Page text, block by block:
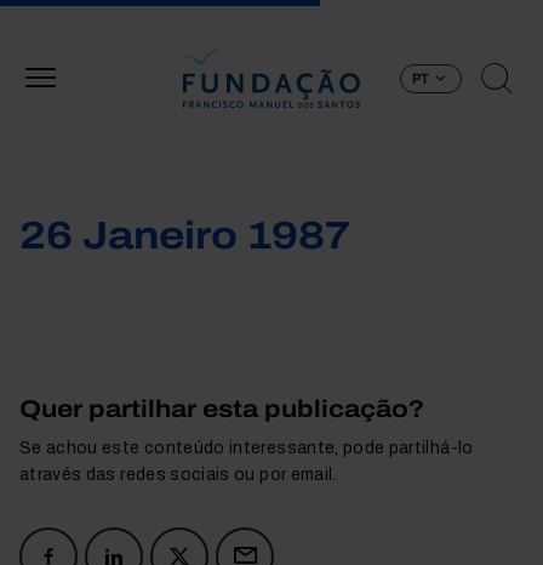
PT
26 Janeiro 1987
Quer partilhar esta publicação?
Se achou este conteúdo interessante, pode partilhá-lo
através das redes sociais ou por email.